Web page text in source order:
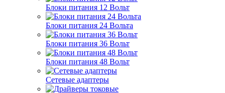
Блоки питания 12 Вольт
Блоки питания 24 Вольта
Блоки питания 36 Вольт
Блоки питания 48 Вольт
Сетевые адаптеры